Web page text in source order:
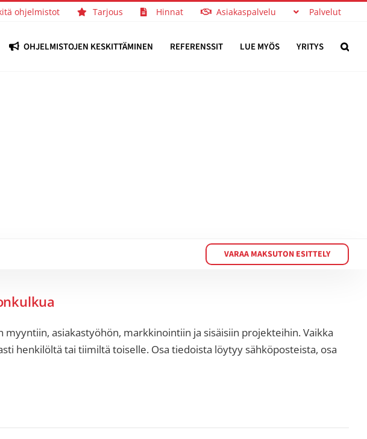
ohjelmistot Tarjous Hinnat Asiakaspalvelu Palvelut
OHJELMISTOJEN KESKITTÄMINEN REFERENSSIT LUE MYÖS YRITYS
VARAA MAKSUTON ESITTELY
asiakastyöhön, markkinointiin ja sisäisiin projekteihin. Vaikka
henkilöltä tai tiimiltä toiselle. Osa tiedoista löytyy sähköposteista, osa